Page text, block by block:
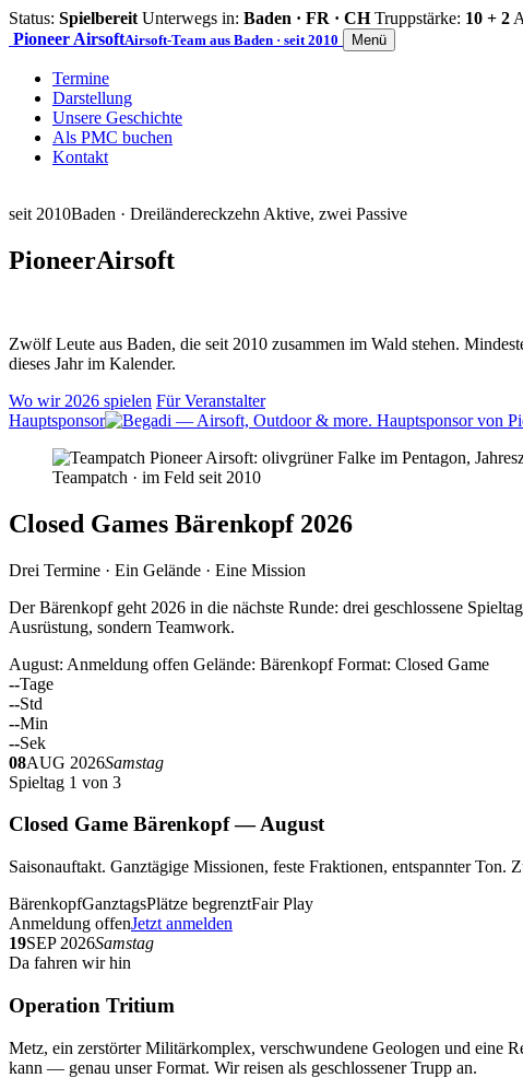
Status: Spielbereit Unterwegs in: Baden · FR · CH Truppstärke: 10 + 2
Pioneer AirsoftAirsoft-Team aus Baden · seit 2010 Menü
Termine
Darstellung
Unsere Geschichte
Als PMC buchen
Kontakt
seit 2010Baden · Dreiländereckzehn Aktive, zwei Passive
PioneerAirsoft
Zwölf Leute aus Baden, die seit 2010 zusammen im Wald stehen.
dieses Jahr im Kalender.
Wo wir 2026 spielen Für Veranstalter
Hauptsponsor
Teampatch · im Feld seit 2010
Closed Games Bärenkopf 2026
Drei Termine · Ein Gelände · Eine Mission
Der Bärenkopf geht 2026 in die nächste Runde: drei geschlossene
Ausrüstung, sondern Teamwork.
August: Anmeldung offen Gelände: Bärenkopf Format: Closed Game
--Tage
--Std
--Min
--Sek
08AUG 2026Samstag
Spieltag 1 von 3
Closed Game Bärenkopf — August
Saisonauftakt. Ganztägige Missionen, feste Fraktionen, entspannter
BärenkopfGanztagsPlätze begrenztFair Play
Anmeldung offenJetzt anmelden
19SEP 2026Samstag
Da fahren wir hin
Operation Tritium
Metz, ein zerstörter Militärkomplex, verschwundene Geologen und eine
kann — genau unser Format. Wir reisen als geschlossener Trupp an.